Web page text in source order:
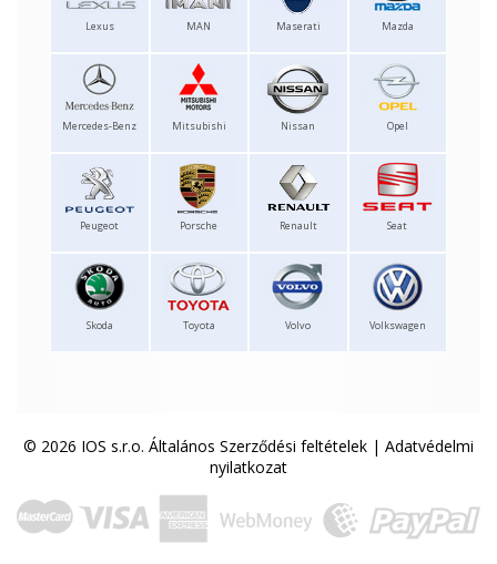
Lexus MAN Maserati Mazda
Mercedes-Benz Mitsubishi Nissan Opel
Peugeot Porsche Renault Seat
Skoda Toyota Volvo Volkswagen
© 2026 IOS s.r.o. Általános Szerződési feltételek | Adatvédelmi
nyilatkozat